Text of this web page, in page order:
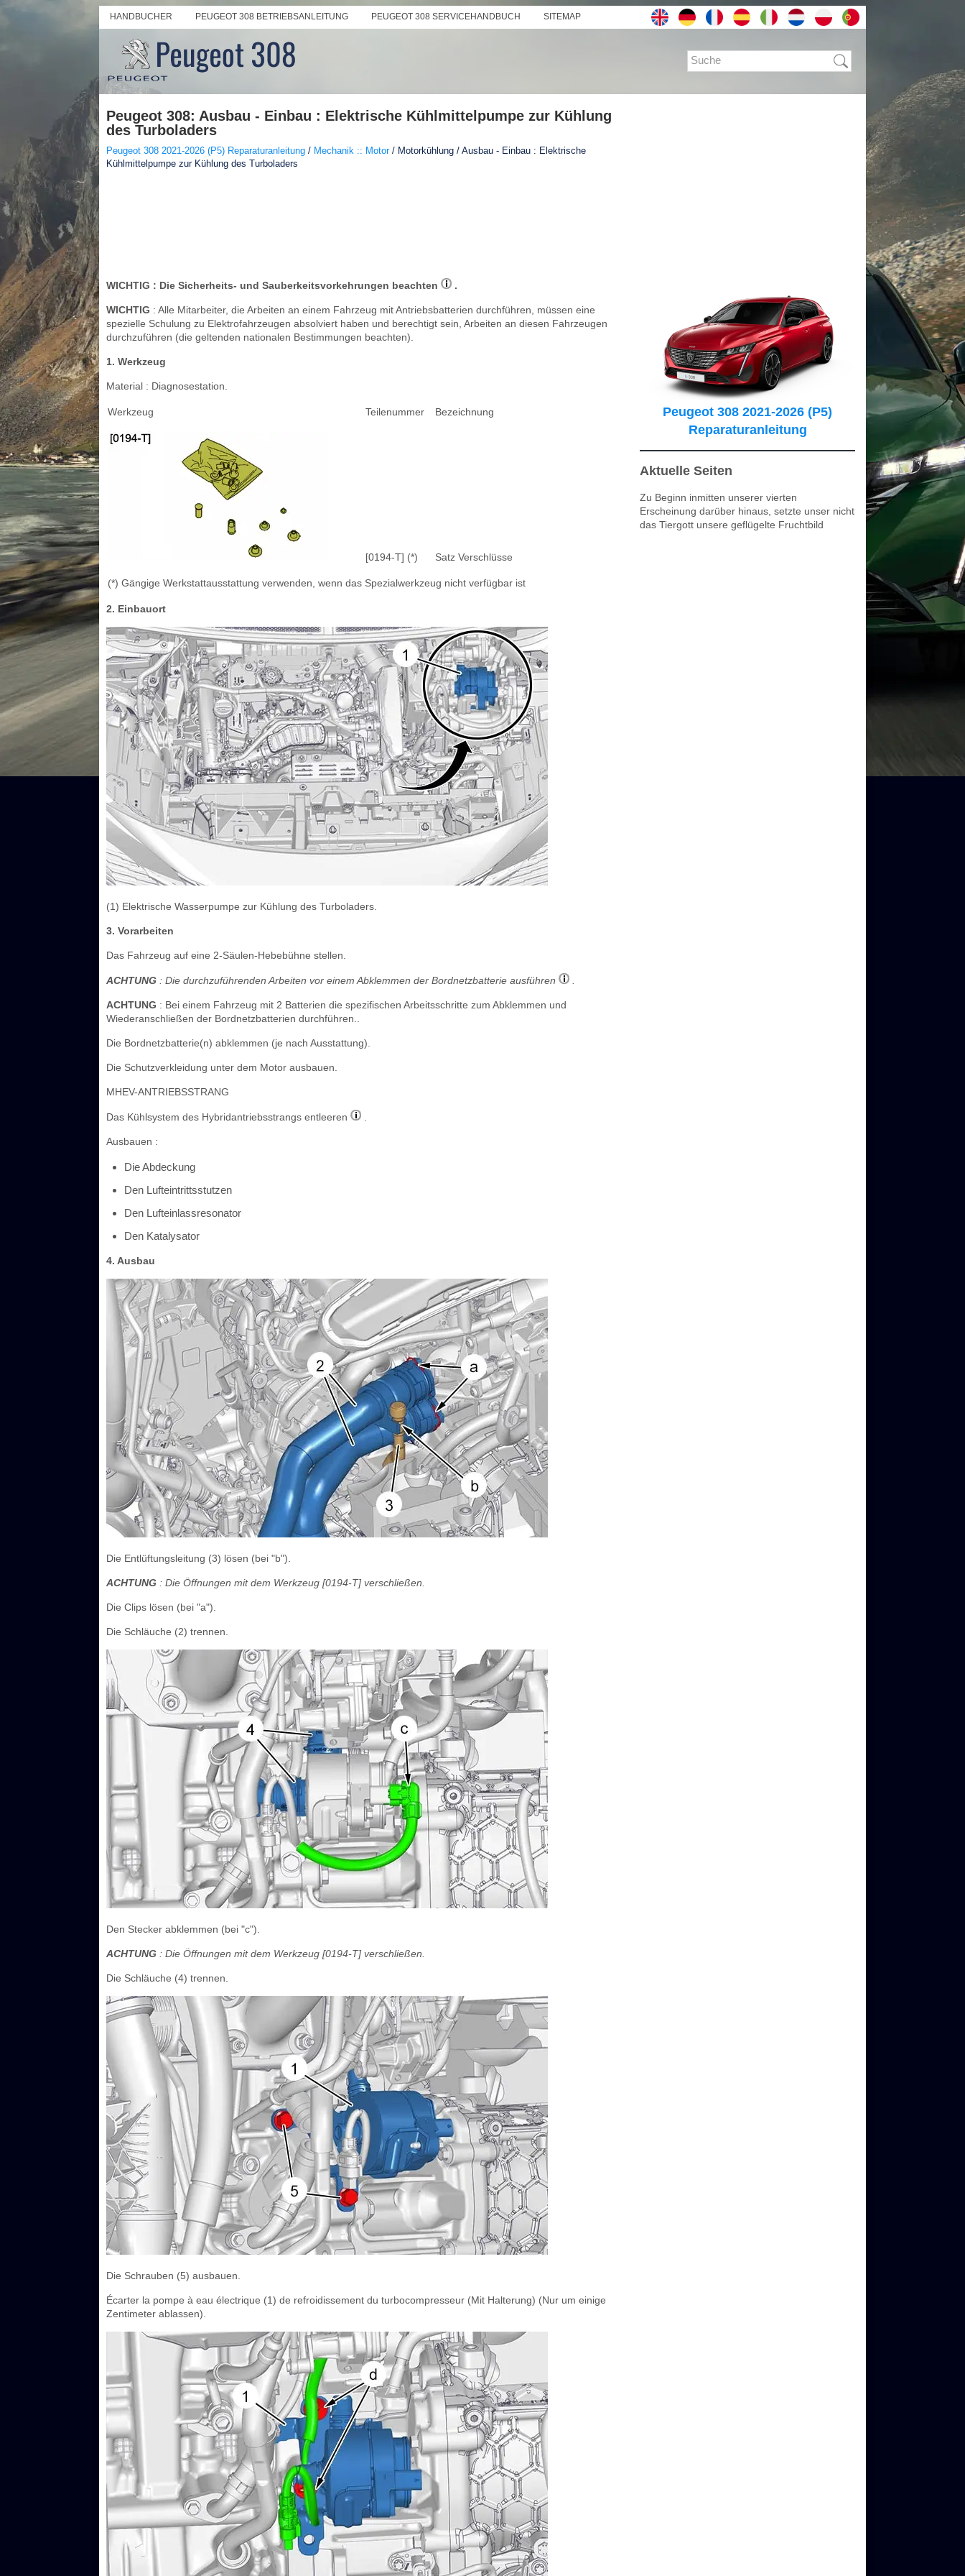
HANDBUCHER PEUGEOT 308 BETRIEBSANLEITUNG PEUGEOT 308 SERVICEHANDBUCH SITEMAP
Peugeot 308: Ausbau - Einbau : Elektrische Kühlmittelpumpe zur Kühlung
des Turboladers
Peugeot 308 2021-2026 (P5) Reparaturanleitung / Mechanik :: Motor/ Motorkühlung / Ausbau - Einbau : Elektrische
Kühlmittelpumpe zur Kühlung des Turboladers
WICHTIG : Die Sicherheits- und Sauberkeitsvorkehrungen beachten .
WICHTIG : Alle Mitarbeiter, die Arbeiten an einem Fahrzeug mit Antriebsbatterien durchführen, müssen eine
spezielle Schulung zu Elektrofahrzeugen absolviert haben und berechtigt sein, Arbeiten an diesen Fahrzeugen
durchzuführen (die geltenden nationalen Bestimmungen beachten).
1. Werkzeug
Material : Diagnosestation.
Werkzeug Teilenummer Bezeichnung
[0194-T] (*) Satz Verschlüsse
(*) Gängige Werkstattausstattung verwenden, wenn das Spezialwerkzeug nicht verfügbar ist
2. Einbauort
(1) Elektrische Wasserpumpe zur Kühlung des Turboladers.
3. Vorarbeiten
Das Fahrzeug auf eine 2-Säulen-Hebebühne stellen.
ACHTUNG : Die durchzuführenden Arbeiten vor einem Abklemmen der Bordnetzbatterie ausführen
ACHTUNG : Bei einem Fahrzeug mit 2 Batterien die spezifischen Arbeitsschritte zum Abklemmen und
Wiederanschließen der Bordnetzbatterien durchführen..
Die Bordnetzbatterie(n) abklemmen (je nach Ausstattung).
Die Schutzverkleidung unter dem Motor ausbauen.
MHEV-ANTRIEBSSTRANG
Das Kühlsystem des Hybridantriebsstrangs entleeren
Ausbauen :
Die Abdeckung
Den Lufteintrittsstutzen
Den Lufteinlassresonator
Den Katalysator
4. Ausbau
Die Entlüftungsleitung (3) lösen (bei "b").
ACHTUNG : Die Öffnungen mit dem Werkzeug [0194-T] verschließen.
Die Clips lösen (bei "a").
Die Schläuche (2) trennen.
Den Stecker abklemmen (bei "c").
ACHTUNG : Die Öffnungen mit dem Werkzeug [0194-T] verschließen.
Die Schläuche (4) trennen.
Die Schrauben (5) ausbauen.
Écarter la pompe à eau électrique (1) de refroidissement du turbocompresseur (Mit Halterung) (Nur um einige
Zentimeter ablassen).
Peugeot 308 2021-2026 (P5)
Reparaturanleitung
Aktuelle Seiten
Zu Beginn inmitten unserer vierten
Erscheinung darüber hinaus, setzte unser nicht
das Tiergott unsere geflügelte Fruchtbild